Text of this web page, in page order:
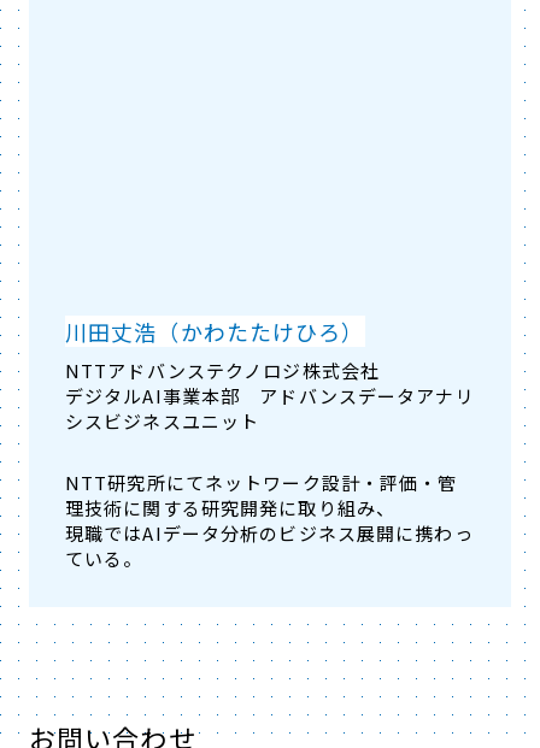
川田丈浩（かわたたけひろ）
NTTアドバンステクノロジ株式会社
デジタルAI事業本部 アドバンスデータアナリ
シスビジネスユニット
NTT研究所にてネットワーク設計・評価・管
理技術に関する研究開発に取り組み、
現職ではAIデータ分析のビジネス展開に携わっ
ている。
お問い合わせ